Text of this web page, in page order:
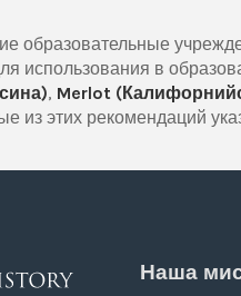
образовательные
использования в
, Merlot
из этих рекомендаций
Наша